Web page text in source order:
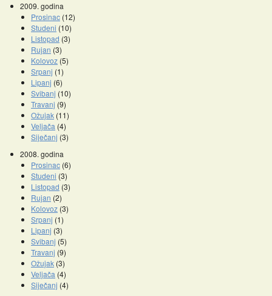
2009. godina
Prosinac (12)
Studeni (10)
Listopad (3)
Rujan (3)
Kolovoz (5)
Srpanj (1)
Lipanj (6)
Svibanj (10)
Travanj (9)
Ožujak (11)
Veljača (4)
Siječanj (3)
2008. godina
Prosinac (6)
Studeni (3)
Listopad (3)
Rujan (2)
Kolovoz (3)
Srpanj (1)
Lipanj (3)
Svibanj (5)
Travanj (9)
Ožujak (3)
Veljača (4)
Siječanj (4)